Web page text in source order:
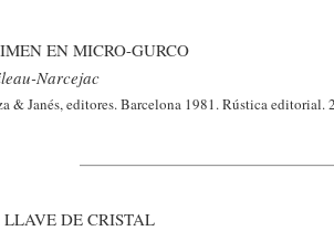
EN MICRO-GURCO
Narcejac
& Janés, editores. Barcelona 1981. Rústica editorial.
DE CRISTAL